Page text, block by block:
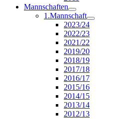
Mannschaften
1.Mannschaft
2023/24
2022/23
2021/22
2019/20
2018/19
2017/18
2016/17
2015/16
2014/15
2013/14
2012/13